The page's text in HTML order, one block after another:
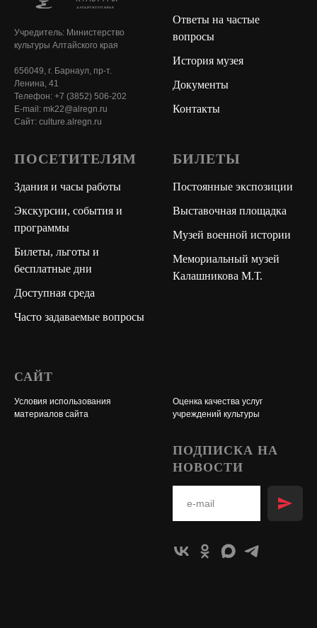
Учредитель: Министерство
культуры Алтайского края
656049, г. Барнаул, пр-т.
Ленина, 41
Телефон: +7 (3852) 506-202
E-mail: mk22@alregn.ru
Сайт: culture.alregn.ru
Ответы на частые
вопросы
История музея
Документы
Контакты
ПОСЕТИТЕЛЯМ
Здания и часы работы
Экскурсии, события и
программы
Билеты, льготы и
бесплатные дни
Доступная среда
Часто задаваемые вопросы
БИЛЕТЫ
Постоянные экспозиции
Выставочная площадка
Музей военной истории
Мемориальный музей
Калашникова М.Т.
САЙТ
Условия использования
материалов сайта
Оценка качества услуг
учреждений культуры
ПОДПИСКА НА
НОВОСТИ